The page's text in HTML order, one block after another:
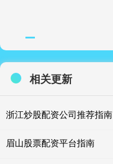
相关更新
浙江炒股配资公司推荐指南
眉山股票配资平台指南